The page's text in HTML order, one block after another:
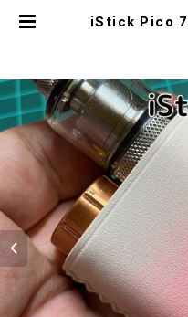
iStick Pico